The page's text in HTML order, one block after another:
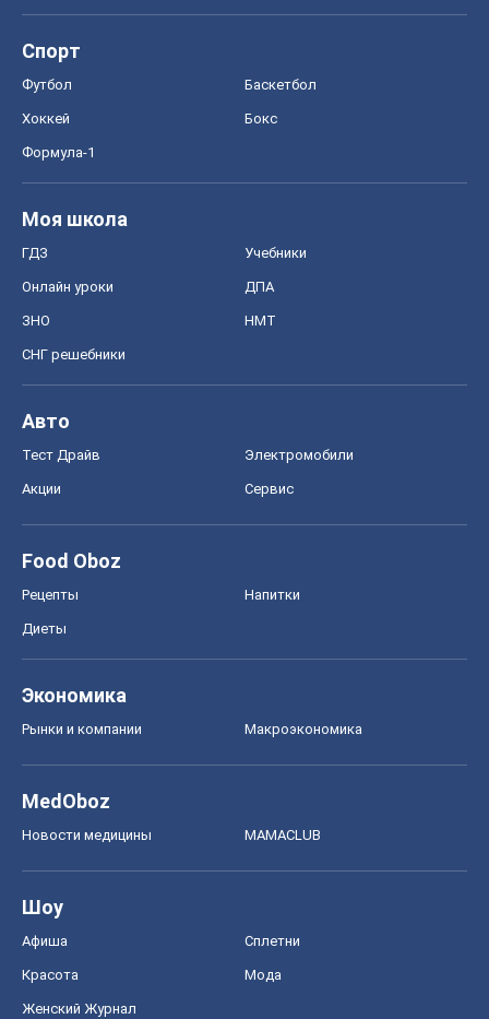
Спорт
Футбол Баскетбол
Хоккей Бокс
Формула-1
Моя школа
ГДЗ Учебники
Онлайн уроки ДПА
ЗНО НМТ
СНГ решебники
Авто
Тест Драйв Электромобили
Акции Сервис
Food Oboz
Рецепты Напитки
Диеты
Экономика
Рынки и компании Mакроэкономика
MedOboz
Новости медицины MAMACLUB
Шоу
Афиша Сплетни
Красота Мода
Женский Журнал